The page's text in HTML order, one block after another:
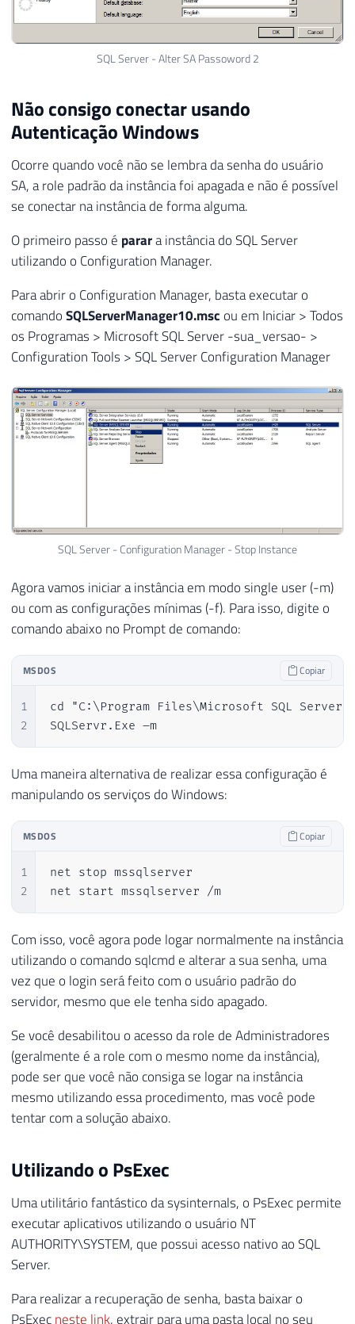
SQL Server - Alter SA Passoword 2
Não consigo conectar usando
Autenticação Windows
Ocorre quando você não se lembra da senha do usuário
SA, a role padrão da instância foi apagada e não é possível
se conectar na instância de forma alguma.
O primeiro passo é parara instância do SQL Server
utilizando o Configuration Manager.
Para abrir o Configuration Manager, basta executar o
comandoSQLServerManager10.msc ou em Iniciar > Todos
os Programas > Microsoft SQL Server -sua_versao- >
Configuration Tools > SQL Server Configuration Manager
SQL Server - Configuration Manager - Stop Instance
Agora vamos iniciar a instância em modo single user (-m)
ou com as configurações mínimas (-f). Para isso, digite o
comando abaixo no Prompt de comando:
MSDOS Copiar
1
2
cd "C:\Program Files\Microsoft SQL
SQLServr.Exe –m
Uma maneira alternativa de realizar essa configuração é
manipulando os serviços do Windows:
MSDOS Copiar
1
2
net stop mssqlserver
net start mssqlserver /m
Com isso, você agora pode logar normalmente na instância
utilizando o comando sqlcmd e alterar a sua senha, uma
vez que o login será feito com o usuário padrão do
servidor, mesmo que ele tenha sido apagado.
Se você desabilitou o acesso da role de Administradores
(geralmente é a role com o mesmo nome da instância),
pode ser que você não consiga se logar na instância
mesmo utilizando essa procedimento, mas você pode
tentar com a solução abaixo.
Utilizando o PsExec
Uma utilitário fantástico da sysinternals, o PsExec permite
executar aplicativos utilizando o usuário NT
AUTHORITY\SYSTEM, que possui acesso nativo ao SQL
Server.
Para realizar a recuperação de senha, basta baixar o
PsExecneste link, extrair para uma pasta local no seu